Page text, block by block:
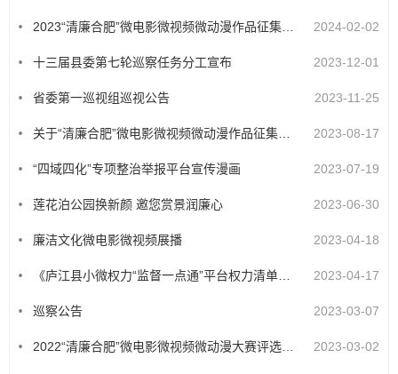
2024-02-02
十三届县委第七轮巡察任务分工宣布 2023-12-01
省委第一巡视组巡视公告 2023-11-25
2023-08-17
“四域四化”专项整治举报平台宣传漫画 2023-07-19
莲花泊公园换新颜 邀您赏景润廉心 2023-06-30
廉洁文化微电影微视频展播 2023-04-18
2023-04-17
巡察公告 2023-03-07
2023-03-02